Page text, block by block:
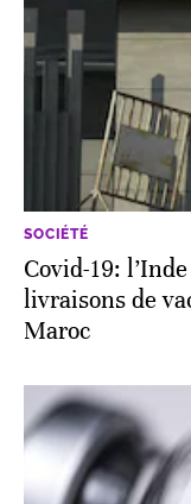
SOCIÉTÉ
Covid-19:
livraisons de
Maroc